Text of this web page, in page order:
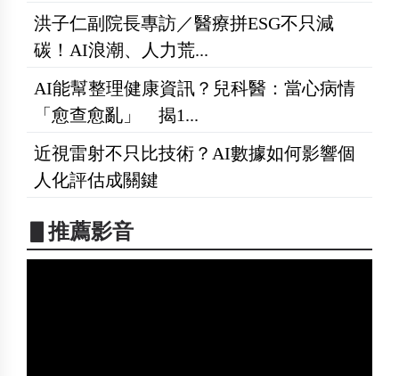
洪子仁副院長專訪／醫療拼ESG不只減
碳！AI浪潮、人力荒...
AI能幫整理健康資訊？兒科醫：當心病情
「愈查愈亂」 揭1...
近視雷射不只比技術？AI數據如何影響個
人化評估成關鍵
▋推薦影音